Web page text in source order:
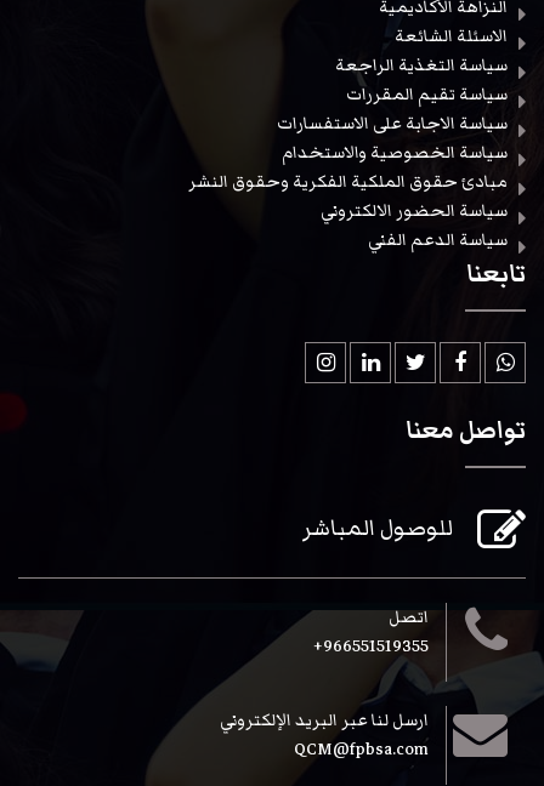
النزاهة الأكاديمية
الاسئلة الشائعة
سياسة التغذية الراجعة
سياسة تقيم المقررات
سياسة الاجابة على الاستفسارات
سياسة الخصوصية والاستخدام
مبادئ حقوق الملكية الفكرية وحقوق النشر
سياسة الحضور الالكتروني
سياسة الدعم الفني
تابعنا
تواصل معنا
للوصول المباشر
اتصل
966551519355+
ارسل لنا عبر البريد الإلكتروني
QCM@fpbsa.com